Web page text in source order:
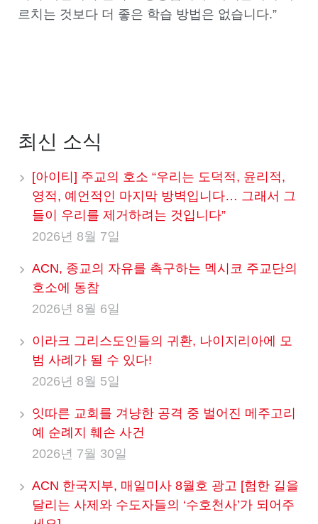
르치는 것보다 더 좋은 학습 방법은 없습니다.”
최신 소식
[아이티] 주교의 호소 “우리는 도덕적, 윤리적,
영적, 예언적인 마지막 방벽입니다… 그래서 그
들이 우리를 제거하려는 것입니다”
2026년 8월 7일
ACN, 종교의 자유를 촉구하는 멕시코 주교단의
호소에 동참
2026년 8월 6일
이라크 그리스도인들의 귀환, 나이지리아에 모
범 사례가 될 수 있다!
2026년 8월 5일
잇따른 교회를 겨냥한 공격 중 벌어진 메주고리
예 순례지 훼손 사건
2026년 7월 30일
ACN 한국지부, 매일미사 8월호 광고 [험한 길을
달리는 사제와 수도자들의 ‘수호천사’가 되어주